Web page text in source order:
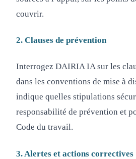
couvrir.
2. Clauses de prévention
Interrogez DAIRIA IA sur les
dans les conventions de mise à
indique quelles stipulations
responsabilité de prévention et
Code du travail.
3. Alertes et actions correctives